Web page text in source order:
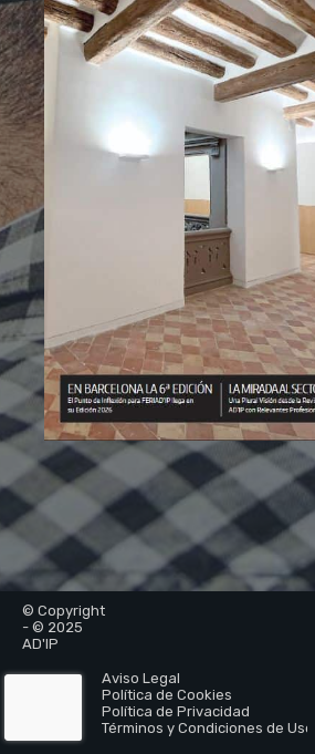
© Copyright
- © 2025
AD'IP
Aviso Legal
Política de Cookies
Política de Privacidad
Términos y Condiciones de Uso